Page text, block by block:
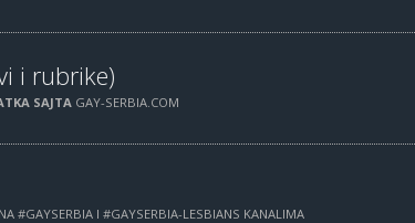
i rubrike)
SAJTA GAY-SERBIA.COM
#GAYSERBIA I #GAYSERBIA-LESBIANS KANALIMA